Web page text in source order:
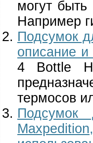
могут
Например
Подсумок
описание и
4 Bottle
термосов